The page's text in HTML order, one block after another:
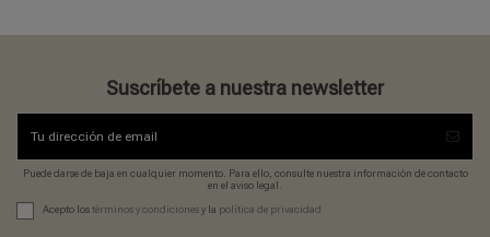
Suscríbete a nuestra newsletter
Puede darse de baja en cualquier momento. Para ello, consulte nuestra información de contacto
en el aviso legal.
Acepto lostérminos y condicionesy la política de privacidad